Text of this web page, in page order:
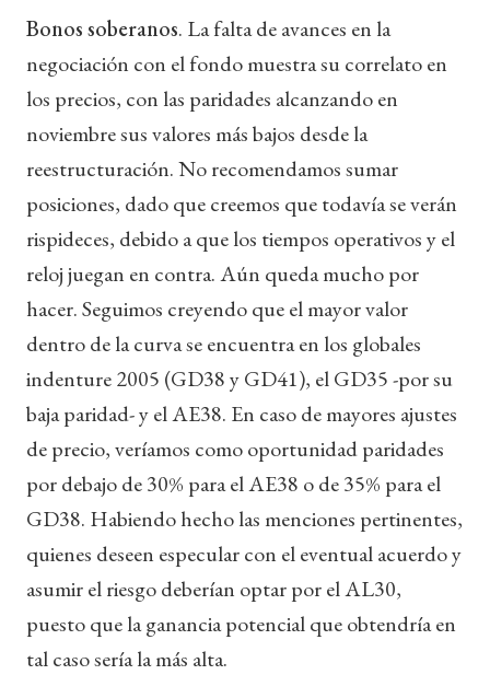
Bonos soberanos. La falta de avances en la
negociación con el fondo muestra su correlato en
los precios, con las paridades alcanzando en
noviembre sus valores más bajos desde la
reestructuración. No recomendamos sumar
posiciones, dado que creemos que todavía se verán
rispideces, debido a que los tiempos operativos y el
reloj juegan en contra. Aún queda mucho por
hacer. Seguimos creyendo que el mayor valor
dentro de la curva se encuentra en los globales
indenture 2005 (GD38 y GD41), el GD35 -por su
baja paridad- y el AE38. En caso de mayores ajustes
de precio, veríamos como oportunidad paridades
por debajo de 30% para el AE38 o de 35% para el
GD38. Habiendo hecho las menciones pertinentes,
quienes deseen especular con el eventual acuerdo y
asumir el riesgo deberían optar por el AL30,
puesto que la ganancia potencial que obtendría en
tal caso sería la más alta.